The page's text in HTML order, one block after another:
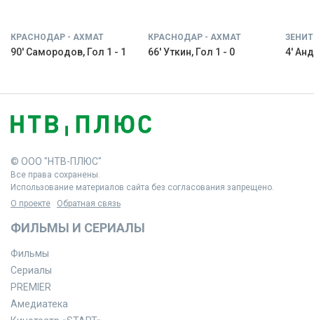
КРАСНОДАР - АХМАТ
90' Самородов, Гол 1 - 1
КРАСНОДАР - АХМАТ
66' Уткин, Гол 1 - 0 4'
© ООО "НТВ-ПЛЮС"
Все права сохранены.
Использование материалов сайта без согласования запрещено.
О проекте
Обратная связь
ФИЛЬМЫ И СЕРИАЛЫ
Фильмы
Сериалы
PREMIER
Амедиатека